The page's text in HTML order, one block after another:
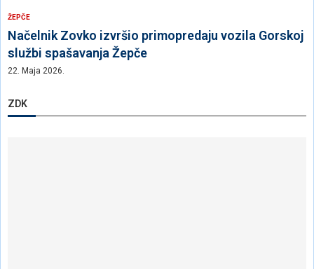
ŽEPČE
Načelnik Zovko izvršio primopredaju vozila Gorskoj
službi spašavanja Žepče
22. Maja 2026.
ZDK